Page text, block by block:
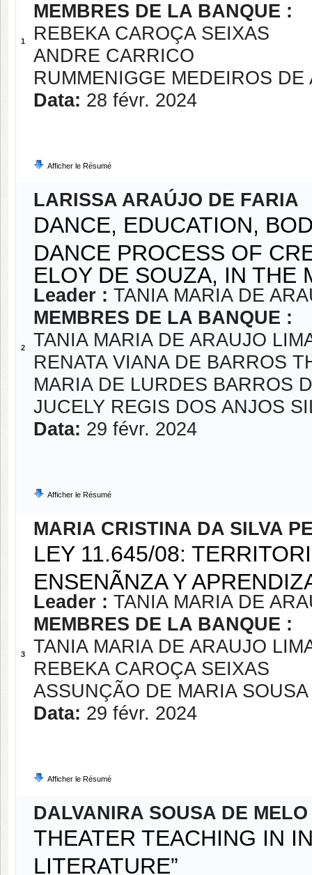
1
MEMBRES DE LA BANQUE :
REBEKA CAROÇA SEIXAS
ANDRE CARRICO
RUMMENIGGE MEDEIROS DE
Data: 28 févr. 2024
Afficher le Résumé
2
LARISSA ARAÚJO DE FARIA
DANCE, EDUCATION,
DANCE PROCESS OF
ELOY DE SOUZA, IN
Leader : TANIA MARIA DE
MEMBRES DE LA BANQUE :
TANIA MARIA DE ARAUJO
RENATA VIANA DE BARROS
MARIA DE LURDES BARROS
JUCELY REGIS DOS ANJOS
Data: 29 févr. 2024
Afficher le Résumé
3
MARIA CRISTINA DA SILVA
LEY 11.645/08:
ENSENÃNZA Y
Leader : TANIA MARIA DE
MEMBRES DE LA BANQUE :
TANIA MARIA DE ARAUJO
REBEKA CAROÇA SEIXAS
ASSUNÇÃO DE MARIA SOUSA
Data: 29 févr. 2024
Afficher le Résumé
DALVANIRA SOUSA DE MELO
THEATER TEACHING IN
LITERATURE”